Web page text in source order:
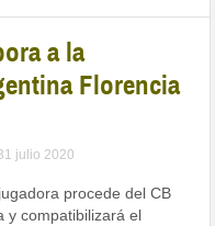
a la
Florencia
julio 2020
procede del CB
y compatibilizará el